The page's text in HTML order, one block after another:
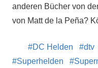
anderen Bücher von
von Matt de la Peña?
DC Helden dtv
Superhelden